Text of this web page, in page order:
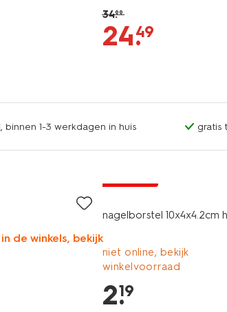
34.99
24.
49
1-3 werkdagen in huis gratis
de winkels, bekijk
nagelborstel 10x4x4.2cm
niet online, bekijk
winkelvoorraad
2.
19